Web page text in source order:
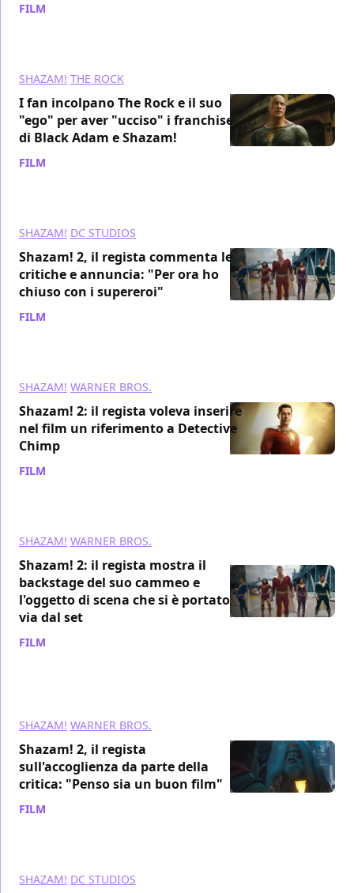
FILM
SHAZAM! THE ROCK
I fan incolpano The Rock e il suo
"ego" per aver "ucciso" i franchise
di Black Adam e Shazam!
FILM
SHAZAM! DC STUDIOS
Shazam! 2, il regista commenta le
critiche e annuncia: "Per ora ho
chiuso con i supereroi"
FILM
SHAZAM! WARNER BROS.
Shazam! 2: il regista voleva inserire
nel film un riferimento a Detective
Chimp
FILM
SHAZAM! WARNER BROS.
Shazam! 2: il regista mostra il
backstage del suo cammeo e
l'oggetto di scena che si è portato
via dal set
FILM
SHAZAM! WARNER BROS.
Shazam! 2, il regista
sull'accoglienza da parte della
critica: "Penso sia un buon film"
FILM
SHAZAM! DC STUDIOS